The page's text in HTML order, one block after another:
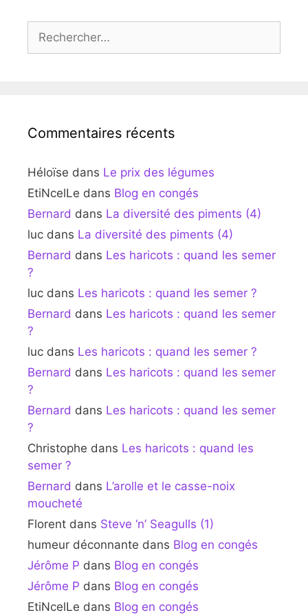
Rechercher :
Commentaires récents
Héloïse dans Le prix des légumes
EtiNcelLe dans Blog en congés
Bernard dans La diversité des piments (4)
luc dans La diversité des piments (4)
Bernard dans Les haricots : quand les semer
?
luc dans Les haricots : quand les semer ?
Bernard dans Les haricots : quand les semer
?
luc dans Les haricots : quand les semer ?
Bernard dans Les haricots : quand les semer
?
Bernard dans Les haricots : quand les semer
?
Christophe dans Les haricots : quand les
semer ?
Bernard dans L’arolle et le casse-noix
moucheté
Florent dans Steve ‘n’ Seagulls (1)
humeur déconnante dans Blog en congés
Jérôme P dans Blog en congés
Jérôme P dans Blog en congés
EtiNcelLe dans Blog en congés